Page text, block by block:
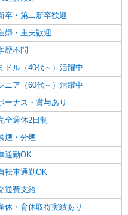
詳細を見る
NEW
障がい者デイサービス
/経験不問
円 ＜日払い有/週払い有/交
ン代含む)＞
詳細を見る
卒・第二新卒歓迎
婦・主夫歓迎
歴不問
ドル（40代～）活躍中
ニア（60代～）活躍中
ーナス・賞与あり
全週休2日制
煙・分煙
通勤OK
転車通勤OK
通費支給
休・育休取得実績あり